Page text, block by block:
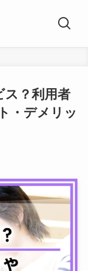
？利用者
・デメリッ